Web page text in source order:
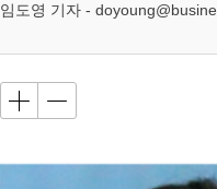
임도영 기자 -